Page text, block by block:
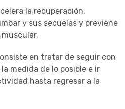
la recuperación,
y sus secuelas y previene
en tratar de seguir con
medida de lo posible e ir
hasta regresar a la